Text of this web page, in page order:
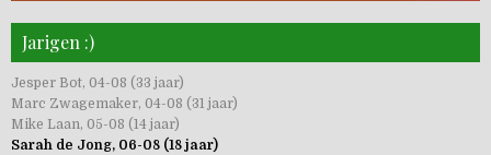
Jarigen :)
Jesper Bot, 04-08 (33 jaar)
Marc Zwagemaker, 04-08 (31 jaar)
Mike Laan, 05-08 (14 jaar)
Sarah de Jong, 06-08 (18 jaar)